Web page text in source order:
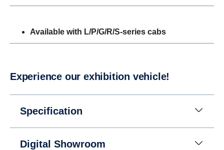
Available with L/P/G/R/S-series cabs
Experi­ence our exhibi­tion vehicle!
Specification
Digital Showroom